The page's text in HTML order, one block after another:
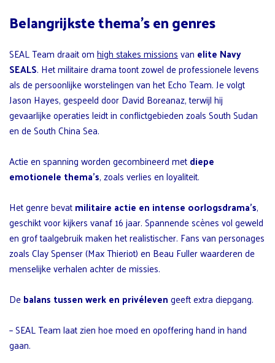
Belangrijkste thema’s en genres
SEAL Team draait omhigh stakes missionsvan elite Navy
SEALS. Het militaire drama toont zowel de professionele levens
als de persoonlijke worstelingen van het Echo Team. Je volgt
Jason Hayes, gespeeld door David Boreanaz, terwijl hij
gevaarlijke operaties leidt in conflictgebieden zoals South Sudan
en de South China Sea.
Actie en spanning worden gecombineerd metdiepe
emotionele thema’s, zoals verlies en loyaliteit.
Het genre bevatmilitaire actie en intense oorlogsdrama’s,
geschikt voor kijkers vanaf 16 jaar. Spannende scènes vol geweld
en grof taalgebruik maken het realistischer. Fans van personages
zoals Clay Spenser (Max Thieriot) en Beau Fuller waarderen de
menselijke verhalen achter de missies.
Debalans tussen werk en privélevengeeft extra diepgang.
– SEAL Team laat zien hoe moed en opoffering hand in hand
gaan.